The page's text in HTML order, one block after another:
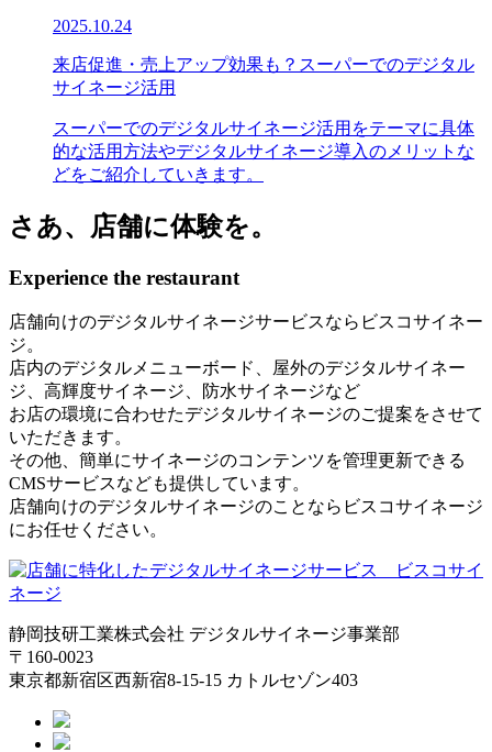
2025.10.24
来店促進・売上アップ効果も？スーパーでのデジタル
サイネージ活用
スーパーでのデジタルサイネージ活用をテーマに具体
的な活用方法やデジタルサイネージ導入のメリットな
どをご紹介していきます。
さあ、店舗に体験を。
Experience the restaurant
店舗向けのデジタルサイネージサービスならビスコサイネー
ジ。
店内のデジタルメニューボード、屋外のデジタルサイネー
ジ、高輝度サイネージ、防水サイネージなど
お店の環境に合わせたデジタルサイネージのご提案をさせて
いただきます。
その他、簡単にサイネージのコンテンツを管理更新できる
CMSサービスなども提供しています。
店舗向けのデジタルサイネージのことならビスコサイネージ
にお任せください。
静岡技研工業株式会社 デジタルサイネージ事業部
〒160-0023
東京都新宿区西新宿8-15-15 カトルセゾン403